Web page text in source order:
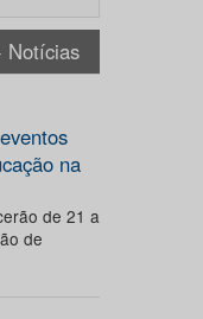
Notícias
na
de 21 a
de